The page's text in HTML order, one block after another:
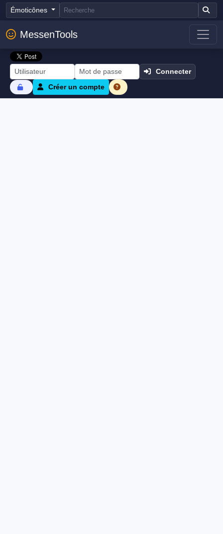
Émoticônes
MessenTools
Connecter
Créer un compte